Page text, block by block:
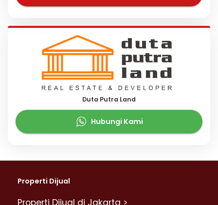
Duta Putra Land
Hubungi Kami
Properti Dijual
Properti Dijual di Jakarta >